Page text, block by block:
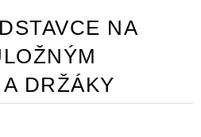
NA
DRŽÁKY